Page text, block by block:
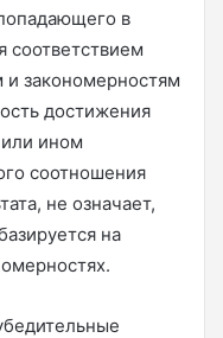
в
соответствием
и закономерностям
достижения
ином
соотношения
не означает,
на